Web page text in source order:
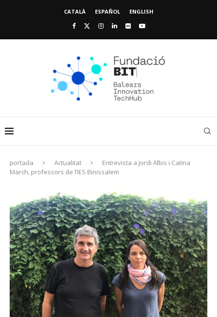
CATALÀ ESPAÑOL ENGLISH
portada Actualitat
Entrevista a Jordi Albis i Catina
March, professors de l’IES Binissalem